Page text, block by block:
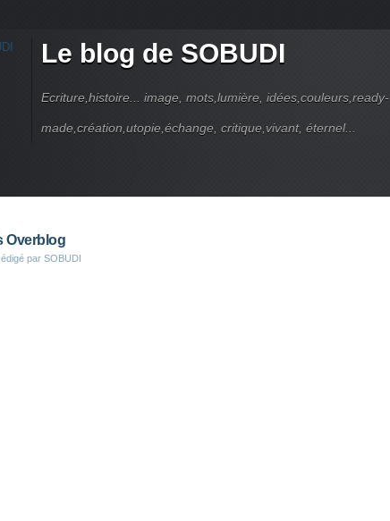
Le blog de SOBUDI
Ecriture,histoire... image, mots,lumière, idées,couleurs,ready-
made,création,utopie,échange, critique,vivant, éternel...
Overblog
par SOBUDI